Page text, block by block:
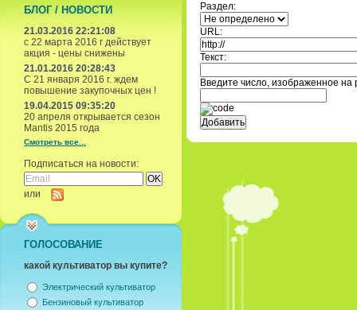
БЛОГ / НОВОСТИ
21.03.2016 22:21:08
с 22 марта 2016 г действует
акция - цены снижены
21.01.2016 20:28:43
С 21 января 2016 г. ждем
повышение закупочных цен !
19.04.2015 09:35:20
20 апреля открывается сезон
Mantis 2015 года
Смотреть все...
Подписаться на новости:
или
ГОЛОСОВАНИЕ
какой культиватор вы купите?
Электрический культиватор
Бензиновый культиватор
Раздел:
URL:
Текст:
Введите число, изображенное на